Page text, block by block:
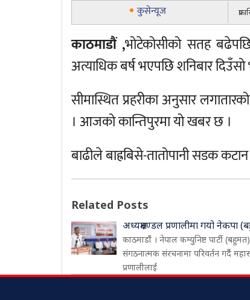
कुसेन्यूज
काठमाडौं ,भोटेकोसीको सतह
अत्याधिक बर्ष भएपछि शनिबार दिउँसो
सीमास्थित प्रहरीका अनुसार
। आजको कान्तिपुरमा यो खबर छ ।
बाढीले बाह्रबिसे-तातोपानी सडक
Related Posts
अध्यक्षमण्डल प्रणालीमा गयो नेकपा
काठमाडौं । नेपाल कम्युनिष्ट पार्टी
संगठनात्मक संरचनामा परिवर्तन गर्दै
प्रणालीलाई